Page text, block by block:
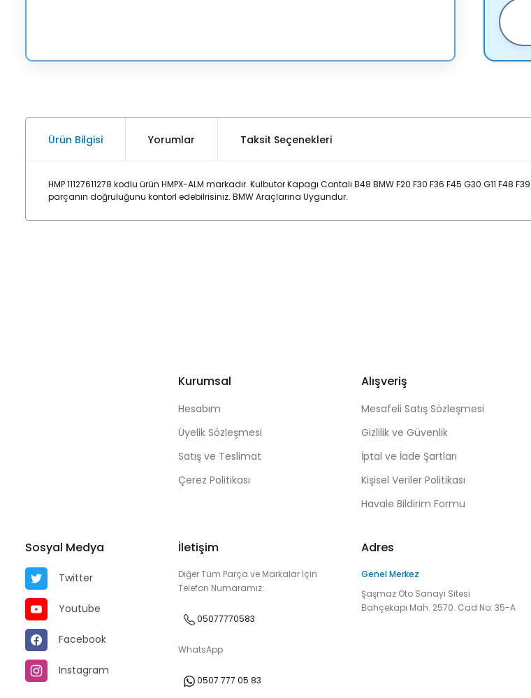
Ürün Bilgisi Yorumlar Taksit Seçenekleri
HMP 11127611278 kodlu ürün HMPX-ALM markadır. Kulbutor Kapagı Contalı B48 BMW F20 F30 F36 F45 G30 G11
parçanın doğruluğunu kontorl edebilrisiniz. BMW Araçlarına Uygundur.
Kurumsal
Hesabım
Üyelik Sözleşmesi
Satış ve Teslimat
Çerez Politikası
Alışveriş
Mesafeli Satış Sözleşmesi
Gizlilik ve Güvenlik
İptal ve İade Şartları
Kişisel Veriler Politikası
Havale Bildirim Formu
Sosyal Medya
Twitter
Youtube
Facebook
Instagram
İletişim
Diğer Tüm Parça ve Markalar İçin
Telefon Numaramız:
05077770583
WhatsApp
0507 777 05 83
Adres
Genel Merkez
Şaşmaz Oto Sanayi Sitesi
Bahçekapı Mah. 2570. Cad No: 35-A